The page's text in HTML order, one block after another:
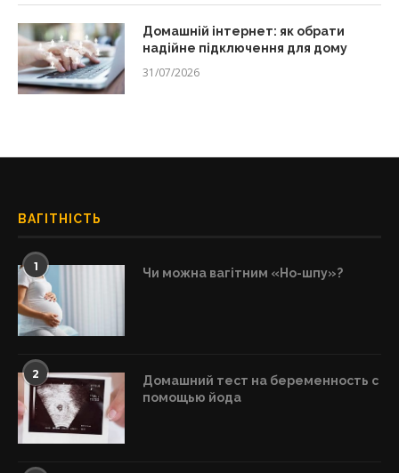
Домашній інтернет: як обрати
надійне підключення для дому
31/07/2026
ВАГІТНІСТЬ
1 Чи можна вагітним «Но-шпу»?
2
Домашний тест на беременность с
помощью йода